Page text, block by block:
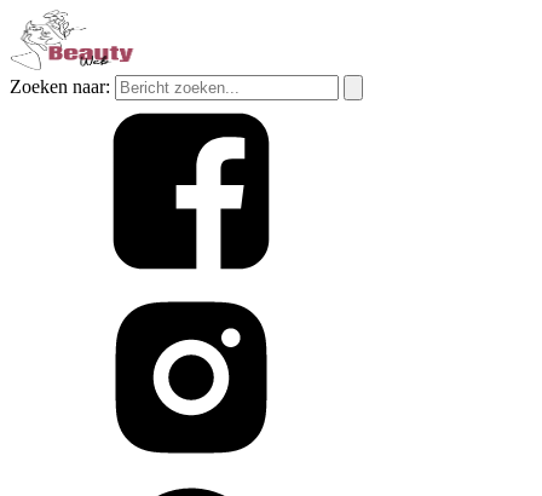
Zoeken naar: